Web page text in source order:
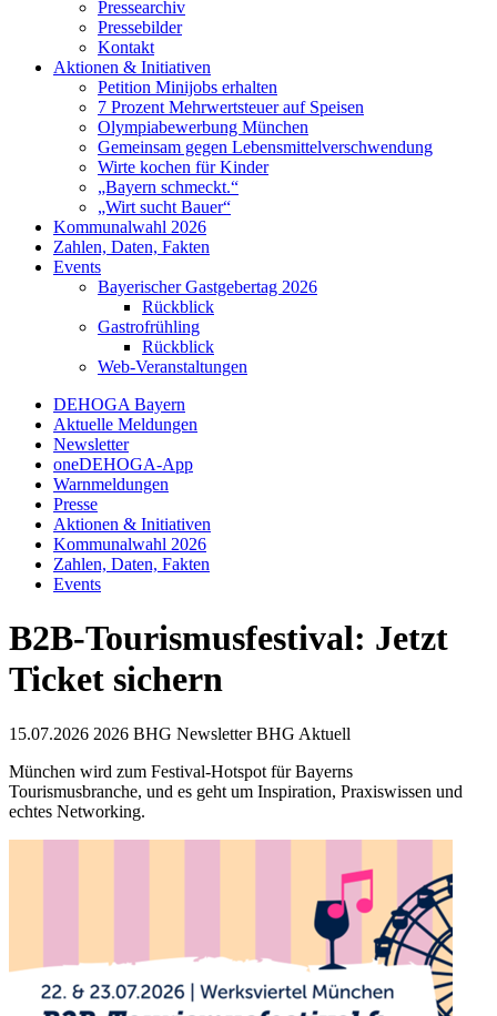
Pressearchiv
Pressebilder
Kontakt
Aktionen & Initiativen
Petition Minijobs erhalten
7 Prozent Mehrwertsteuer auf Speisen
Olympiabewerbung München
Gemeinsam gegen Lebensmittelverschwendung
Wirte kochen für Kinder
„Bayern schmeckt.“
„Wirt sucht Bauer“
Kommunalwahl 2026
Zahlen, Daten, Fakten
Events
Bayerischer Gastgebertag 2026
Rückblick
Gastrofrühling
Rückblick
Web-Veranstaltungen
DEHOGA Bayern
Aktuelle Meldungen
Newsletter
oneDEHOGA-App
Warnmeldungen
Presse
Aktionen & Initiativen
Kommunalwahl 2026
Zahlen, Daten, Fakten
Events
B2B-Tourismusfestival: Jetzt
Ticket sichern
15.07.2026 2026 BHG NewsletterBHG Aktuell
München wird zum Festival-Hotspot für Bayerns
Tourismusbranche, und es geht um Inspiration, Praxiswissen und
echtes Networking.